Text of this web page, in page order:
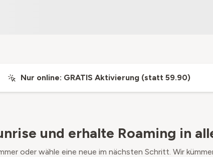
Nur online: GRATIS Aktivierung (statt 59.90)
und erhalte Roaming in
oder wähle eine neue im nächsten Schritt. Wir